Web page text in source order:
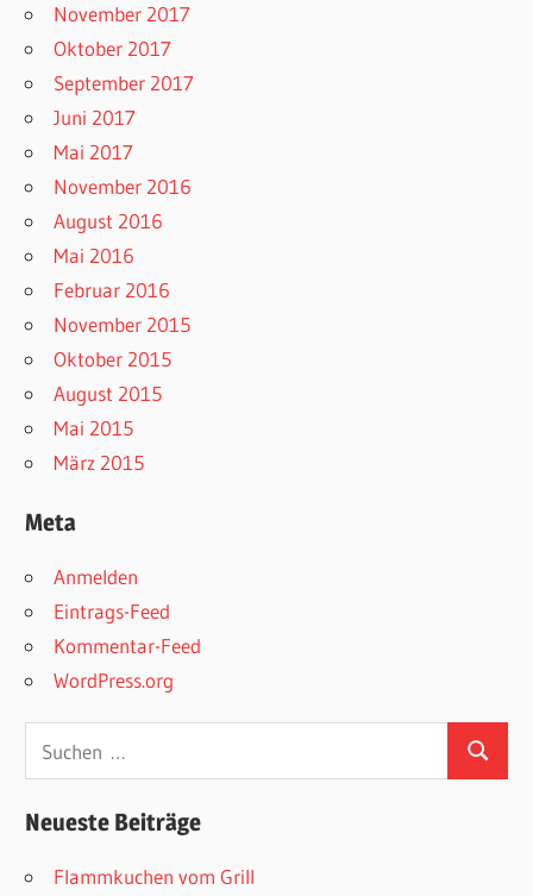
November 2017
Oktober 2017
September 2017
Juni 2017
Mai 2017
November 2016
August 2016
Mai 2016
Februar 2016
November 2015
Oktober 2015
August 2015
Mai 2015
März 2015
Meta
Anmelden
Eintrags-Feed
Kommentar-Feed
WordPress.org
nach:
Suchen
Neueste Beiträge
Flammkuchen vom Grill